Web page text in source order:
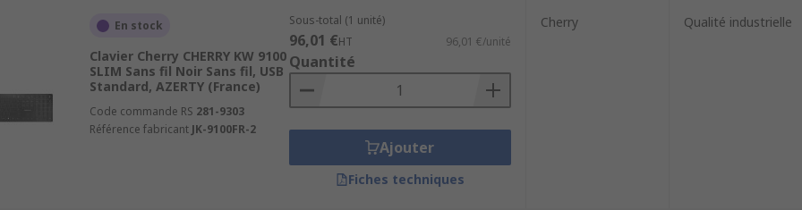
dans des PC ou portables
via la technologie Bluetooth ou un récepteur USB, pour gagner en mobilité et permet d'avoir
sont faciles à installer.
En stock
Clavier Cherry CHERRY KW 9100
SLIM Sans fil Noir Sans fil, USB
Standard, AZERTY (France)
Code commande RS 281-9303
Référence fabricant JK-9100FR-2
Sous-total (1 unité)
96,01 €HT 96,01 €/unité
Quantité
Ajouter
Fiches techniques
Cherry Qualité industrielle